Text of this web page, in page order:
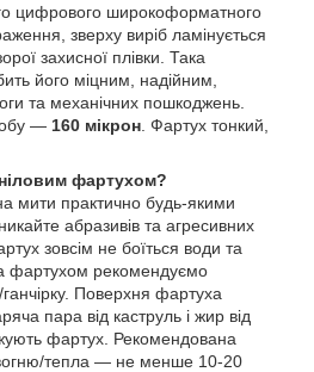
цифрового широкоформатного
зверху виріб ламінується
захисної плівки. Така
його міцним, надійним,
та механічних пошкоджень.
— 160 мікрон . Фартух тонкий,
фартухом?
мити практично будь-якими
абразивів та агресивних
зовсім не боїться води та
фартухом рекомендуємо
ганчірку. Поверхня фартуха
пара від каструль і жир від
фартух. Рекомендована
вогню/тепла — не менше 10-20